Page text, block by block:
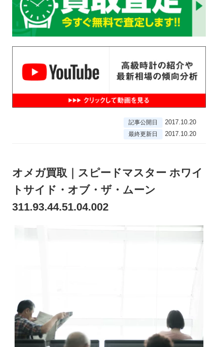
記事公開日 2017.10.20
最終更新日 2017.10.20
オメガ買取｜スピードマスター ホワイ
トサイド・オブ・ザ・ムーン
311.93.44.51.04.002